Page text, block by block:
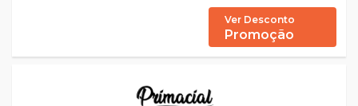
Ver Desconto
Promoção